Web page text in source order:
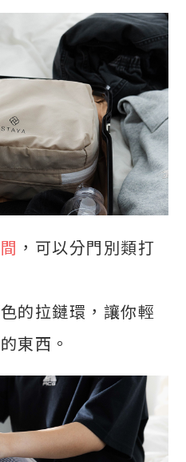
，可以分門別類打
的拉鏈環，讓你輕
東西。